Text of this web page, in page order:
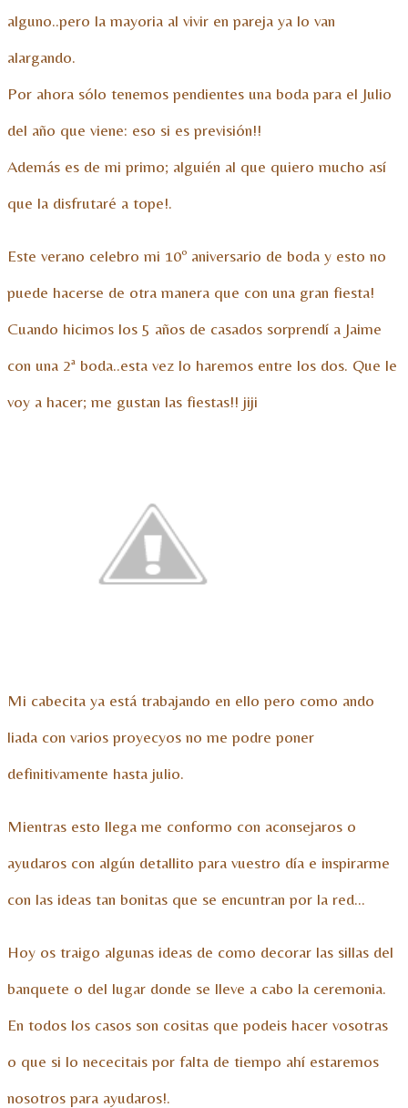
alguno..pero la mayoria al vivir en pareja ya lo van
alargando.
Por ahora sólo tenemos pendientes una boda para el Julio
del año que viene: eso si es previsión!!
Además es de mi primo; alguién al que quiero mucho así
que la disfrutaré a tope!.
Este verano celebro mi 10º aniversario de boda y esto no
puede hacerse de otra manera que con una gran fiesta!
Cuando hicimos los 5 años de casados sorprendí a Jaime
con una 2ª boda..esta vez lo haremos entre los dos. Que le
voy a hacer; me gustan las fiestas!! jiji
Mi cabecita ya está trabajando en ello pero como ando
liada con varios proyecyos no me podre poner
definitivamente hasta julio.
Mientras esto llega me conformo con aconsejaros o
ayudaros con algún detallito para vuestro día e inspirarme
con las ideas tan bonitas que se encuntran por la red…
Hoy os traigo algunas ideas de como decorar las sillas del
banquete o del lugar donde se lleve a cabo la ceremonia.
En todos los casos son cositas que podeis hacer vosotras
o que si lo nececitais por falta de tiempo ahí estaremos
nosotros para ayudaros!.